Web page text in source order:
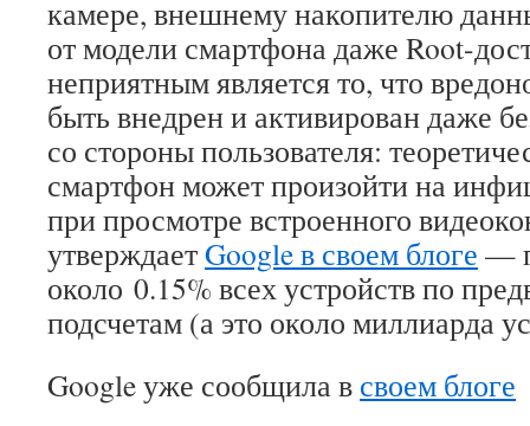
камере, внешнему накопителю
от модели смартфона даже Root-
неприятным является то, что
быть внедрен и активирован даже
со стороны пользователя:
смартфон может произойти на
при просмотре встроенного
утверждаетGoogle в своем блоге —
около 0.15% всех устройств по
подсчетам (а это около миллиарда
Google уже сообщила в своем блоге